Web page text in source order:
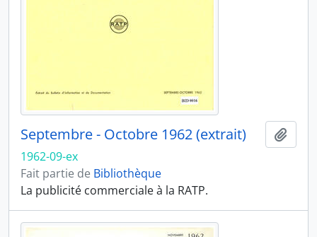
Septembre - Octobre 1962 (extrait)
1962-09-ex
Fait partie de Bibliothèque
La publicité commerciale à la RATP.